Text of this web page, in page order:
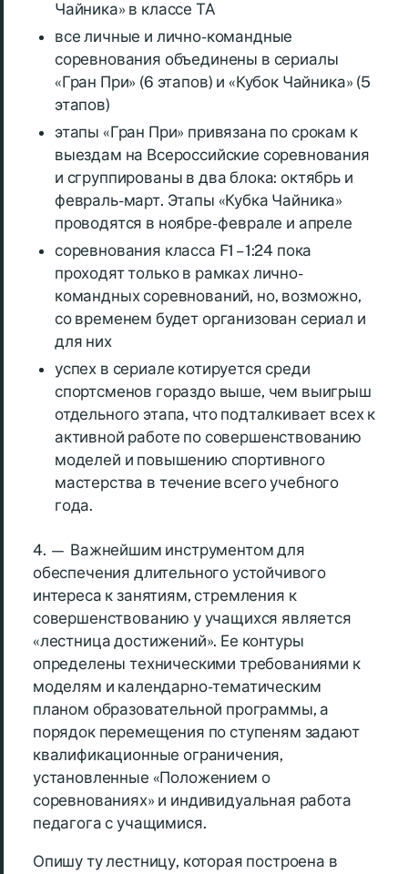
Чайника» в классе ТА
все личные и лично-командные
соревнования объединены в сериалы
«Гран При» (6 этапов) и «Кубок Чайника» (5
этапов)
этапы «Гран При» привязана по срокам к
выездам на Всероссийские соревнования
и сгруппированы в два блока: октябрь и
февраль-март. Этапы «Кубка Чайника»
проводятся в ноябре- феврале и апреле
соревнования класса F1 – 1:24 пока
проходят только в рамках лично-
командных соревнований, но, возможно,
со временем будет организован сериал и
для них
успех в сериале котируется среди
спортсменов гораздо выше, чем выигрыш
отдельного этапа, что подталкивает всех к
активной работе по совершенствованию
моделей и повышению спортивного
мастерства в течение всего учебного
года.
4. — Важнейшим инструментом для
обеспечения длительного устойчивого
интереса к занятиям, стремления к
совершенствованию у учащихся является
«лестница достижений». Ее контуры
определены техническими требованиями к
моделям и календарно-тематическим
планом образовательной программы, а
порядок перемещения по ступеням задают
квалификационные ограничения,
установленные «Положением о
соревнованиях» и индивидуальная работа
педагога с учащимися.
Опишу ту лестницу, которая построена в